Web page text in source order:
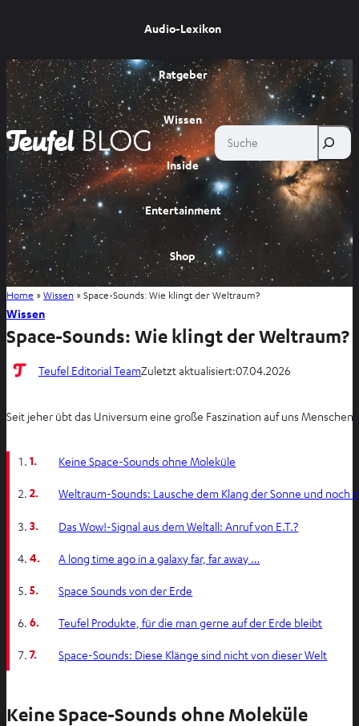
Audio-Lexikon
Ratgeber
Wissen
Inside
Entertainment
Shop
Suche
Home »Wissen »Space-Sounds: Wie klingt der Weltraum?
Wissen
Space-Sounds: Wie klingt der Weltraum?
Teufel Editorial TeamZuletzt aktualisiert:07.04.2026
Seit jeher übt das Universum eine große Faszination auf uns
1. Keine Space-Sounds ohne Moleküle
2. Weltraum-Sounds: Lausche dem Klang der Sonne und noch
3. Das Wow!-Signal aus dem Weltall: Anruf von E.T.?
4. A long time ago in a galaxy far, far away …
5. Space Sounds von der Erde
6. Teufel Produkte, für die man gerne auf der Erde bleibt
7. Space-Sounds: Diese Klänge sind nicht von dieser Welt
Keine Space-Sounds ohne Moleküle